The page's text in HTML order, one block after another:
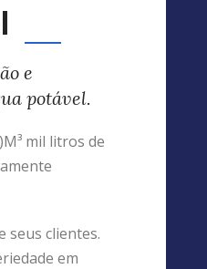
e
potável.
mil litros de
seus clientes.
em